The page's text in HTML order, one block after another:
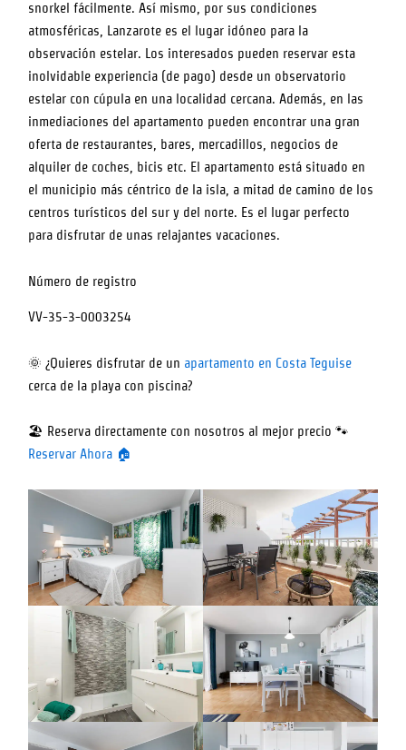
snorkel fácilmente. Así mismo, por sus condiciones
atmosféricas, Lanzarote es el lugar idóneo para la
observación estelar. Los interesados pueden reservar esta
inolvidable experiencia (de pago) desde un observatorio
estelar con cúpula en una localidad cercana. Además, en las
inmediaciones del apartamento pueden encontrar una gran
oferta de restaurantes, bares, mercadillos, negocios de
alquiler de coches, bicis etc. El apartamento está situado en
el municipio más céntrico de la isla, a mitad de camino de los
centros turísticos del sur y del norte. Es el lugar perfecto
para disfrutar de unas relajantes vacaciones.
Número de registro
VV-35-3-0003254
🌞 ¿Quieres disfrutar de un apartamento en Costa Teguise
cerca de la playa con piscina?
🏖️ Reserva directamente con nosotros al mejor precio 🐾
Reservar Ahora 🏠